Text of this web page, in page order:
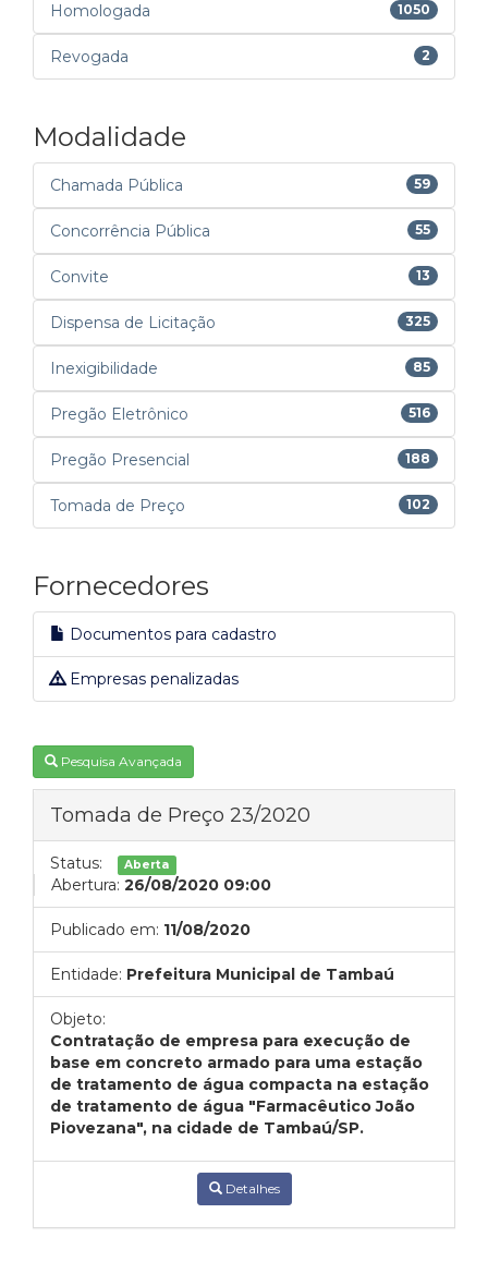
Homologada 1050
Revogada 2
Modalidade
Chamada Pública 59
Concorrência Pública 55
Convite 13
Dispensa de Licitação 325
Inexigibilidade 85
Pregão Eletrônico 516
Pregão Presencial 188
Tomada de Preço 102
Fornecedores
Documentos para cadastro
Empresas penalizadas
Pesquisa Avançada
Tomada de Preço 23/2020
Status: Aberta
Abertura: 26/08/2020 09:00
Publicado em: 11/08/2020
Entidade: Prefeitura Municipal de Tambaú
Objeto:
Contratação de empresa para execução de
base em concreto armado para uma estação
de tratamento de água compacta na estação
de tratamento de água "Farmacêutico João
Piovezana", na cidade de Tambaú/SP.
Detalhes